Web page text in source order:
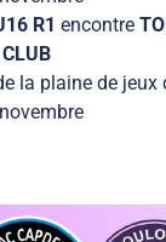
R1 encontre
la plaine de jeux